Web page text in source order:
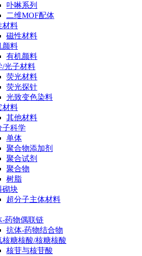
卟啉系列
二维MOF配体
材料
磁性材料
颜料
有机颜料
/光子材料
荧光材料
荧光探针
光致变色染料
材料
其他材料
子科学
单体
聚合物添加剂
聚合试剂
聚合物
树脂
砌块
超分子主体材料
-药物偶联链
抗体-药物结合物
核糖核酸/核糖核酸
核苷与核苷酸